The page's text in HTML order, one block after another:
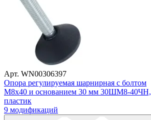
Арт. WN00306397
Опора регулируемая шарнирная с болтом
М8х40 и основанием 30 мм 30ШМ8-40ЧН,
пластик
9 модификаций